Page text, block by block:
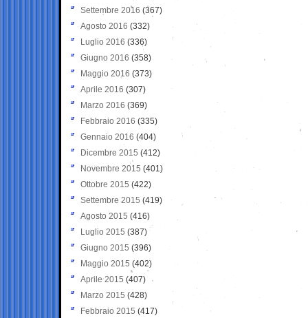
Settembre 2016 (367)
Agosto 2016 (332)
Luglio 2016 (336)
Giugno 2016 (358)
Maggio 2016 (373)
Aprile 2016 (307)
Marzo 2016 (369)
Febbraio 2016 (335)
Gennaio 2016 (404)
Dicembre 2015 (412)
Novembre 2015 (401)
Ottobre 2015 (422)
Settembre 2015 (419)
Agosto 2015 (416)
Luglio 2015 (387)
Giugno 2015 (396)
Maggio 2015 (402)
Aprile 2015 (407)
Marzo 2015 (428)
Febbraio 2015 (417)